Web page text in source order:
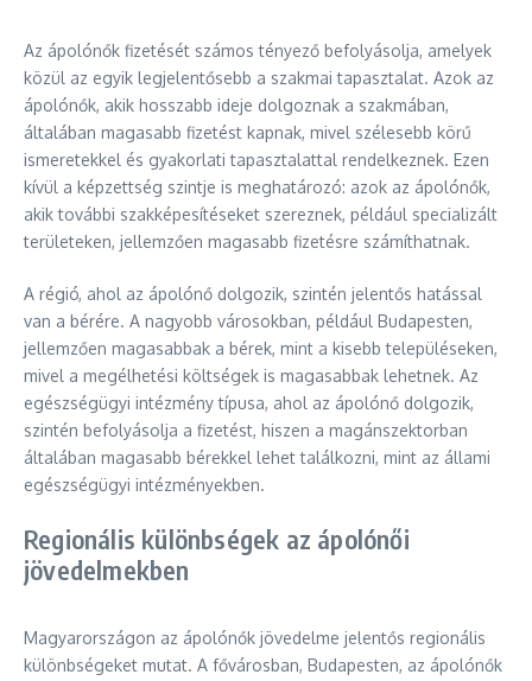
Az ápolónők fizetését számos tényező befolyásolja, amelyek
közül az egyik legjelentősebb a szakmai tapasztalat. Azok az
ápolónők, akik hosszabb ideje dolgoznak a szakmában,
általában magasabb fizetést kapnak, mivel szélesebb körű
ismeretekkel és gyakorlati tapasztalattal rendelkeznek. Ezen
kívül a képzettség szintje is meghatározó: azok az ápolónők,
akik további szakképesítéseket szereznek, például specializált
területeken, jellemzően magasabb fizetésre számíthatnak.
A régió, ahol az ápolónő dolgozik, szintén jelentős hatással
van a bérére. A nagyobb városokban, például Budapesten,
jellemzően magasabbak a bérek, mint a kisebb településeken,
mivel a megélhetési költségek is magasabbak lehetnek. Az
egészségügyi intézmény típusa, ahol az ápolónő dolgozik,
szintén befolyásolja a fizetést, hiszen a magánszektorban
általában magasabb bérekkel lehet találkozni, mint az állami
egészségügyi intézményekben.
Regionális különbségek az ápolónői
jövedelmekben
Magyarországon az ápolónők jövedelme jelentős regionális
különbségeket mutat. A fővárosban, Budapesten, az ápolónők